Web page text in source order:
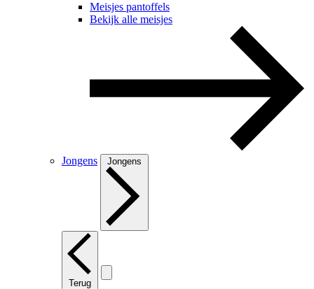
Meisjes pantoffels
Bekijk alle meisjes
Jongens Jongens
Terug